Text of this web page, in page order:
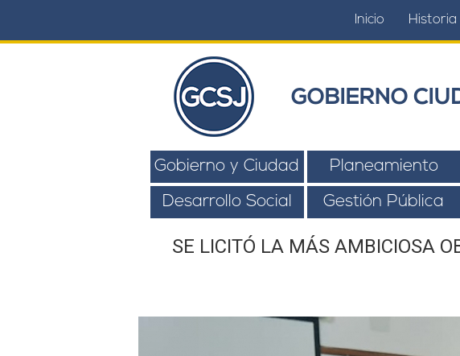
Inicio Historia
GOBIERNO
Gobierno y Ciudad Planeamiento
Desarrollo Social Gestión Pública
SE LICITÓ LA MÁS AMBICIOSA